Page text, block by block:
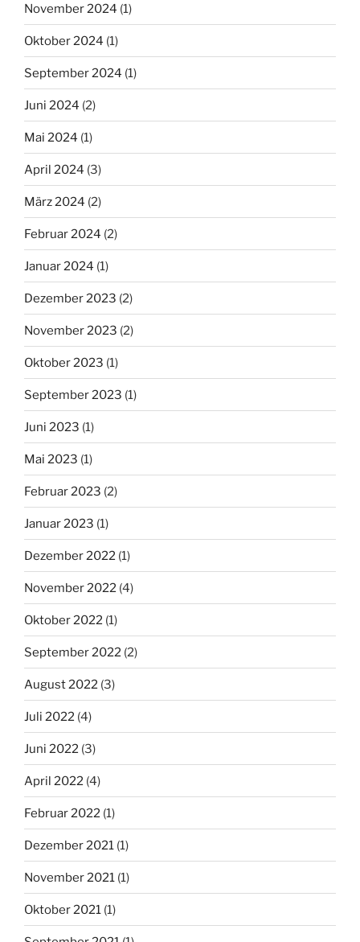
November 2024 (1)
Oktober 2024 (1)
September 2024 (1)
Juni 2024 (2)
Mai 2024 (1)
April 2024 (3)
März 2024 (2)
Februar 2024 (2)
Januar 2024 (1)
Dezember 2023 (2)
November 2023 (2)
Oktober 2023 (1)
September 2023 (1)
Juni 2023 (1)
Mai 2023 (1)
Februar 2023 (2)
Januar 2023 (1)
Dezember 2022 (1)
November 2022 (4)
Oktober 2022 (1)
September 2022 (2)
August 2022 (3)
Juli 2022 (4)
Juni 2022 (3)
April 2022 (4)
Februar 2022 (1)
Dezember 2021 (1)
November 2021 (1)
Oktober 2021 (1)